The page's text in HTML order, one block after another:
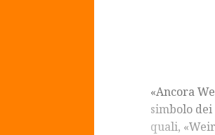
«Ancora
simbolo
quali,